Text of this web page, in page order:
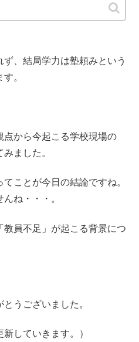
寄せがくるのは子どもたち
、結局学力は塾頼みという
。
から今起こる学校現場の
ました。
ことが今日の結論ですね。
ね・・・。
員不足」が起こる背景につ
うございました。
していきます。）